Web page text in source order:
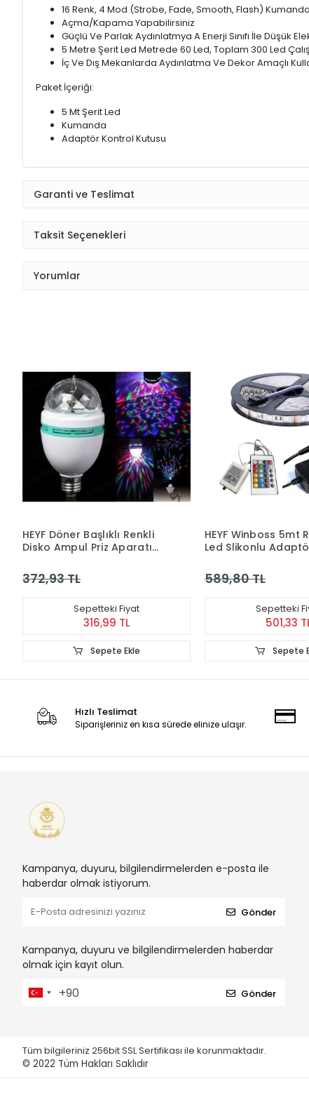
16 Renk, 4 Mod (Strobe, Fade, Smooth, Flash)
Açma/Kapama Yapabilirsiniz
Güçlü Ve Parlak Aydınlatmya A Enerji Sınıfı İle Düşük
5 Metre Şerit Led Metrede 60 Led, Toplam 300 Led
İç Ve Dış Mekanlarda Aydınlatma Ve Dekor Amaçlı
Paket İçeriği:
5 Mt Şerit Led
Kumanda
Adaptör Kontrol Kutusu
Garanti ve Teslimat
Taksit Seçenekleri
Yorumlar
HEYF Döner Başlıklı Renkli
Disko Ampul Priz Aparatı
372,93 TL
Sepetteki Fiyat
316,99 TL
Sepete Ekle
HEYF Winboss 5mt
Led Slikonlu
Çalıştır
589,80 TL
Sepetteki
501,33
Sepete
Hızlı Teslimat
Siparişleriniz en kısa sürede elinize ulaşır.
Kampanya, duyuru, bilgilendirmelerden e-posta ile
haberdar olmak istiyorum.
Gönder
Kampanya, duyuru ve bilgilendirmelerden haberdar
olmak için kayıt olun.
Gönder
Tüm bilgileriniz 256bit SSL Sertifikası ile korunmaktadır.
© 2022 Tüm Hakları Saklıdır